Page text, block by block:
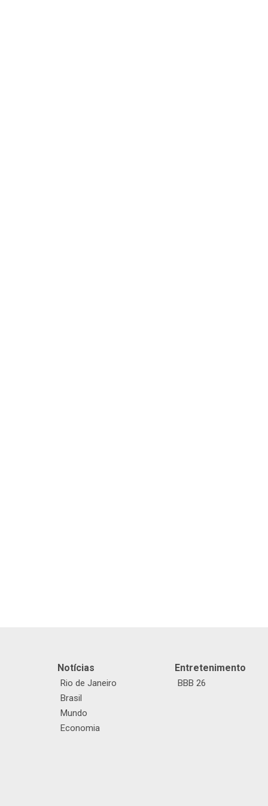
Notícias
Rio de Janeiro
Brasil
Mundo
Economia
Entretenimento
BBB 26